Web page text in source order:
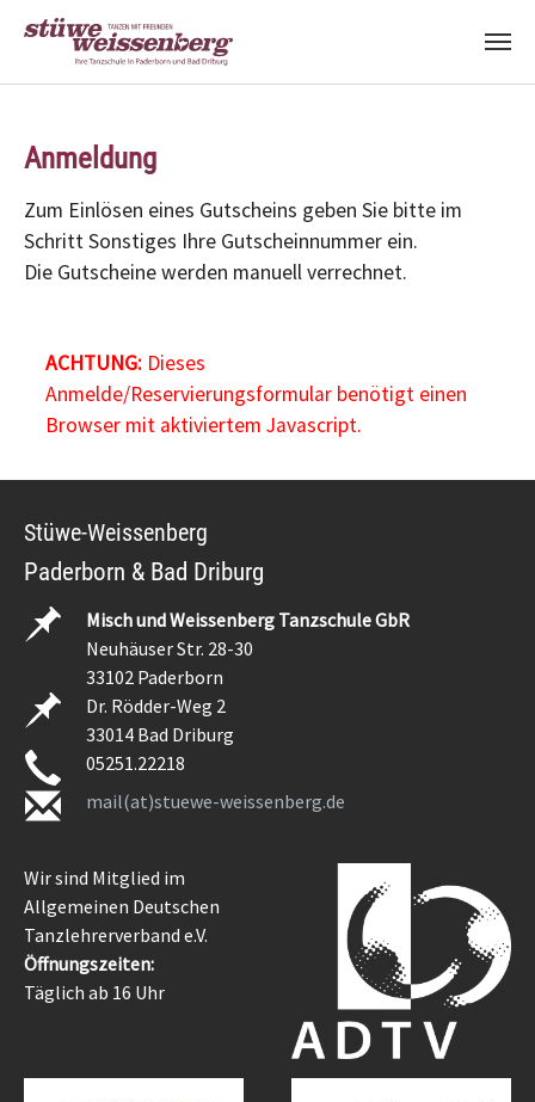
Anmeldung
Zum Einlösen eines Gutscheins geben Sie bitte im
Schritt Sonstiges Ihre Gutscheinnummer ein.
Die Gutscheine werden manuell verrechnet.
ACHTUNG:Dieses
Anmelde/Reservierungsformular benötigt einen
Browser mit aktiviertem Javascript.
Stüwe-Weissenberg
Paderborn & Bad Driburg
Misch und Weissenberg Tanzschule GbR
Neuhäuser Str. 28-30
33102 Paderborn
Dr. Rödder-Weg 2
33014 Bad Driburg
05251.22218
mail(at)stuewe-weissenberg.de
Wir sind Mitglied im
Allgemeinen Deutschen
Tanzlehrerverband e.V.
Öffnungszeiten:
Täglich ab 16 Uhr